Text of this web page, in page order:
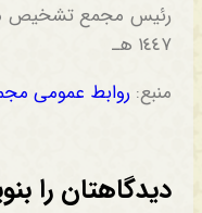
١٤٤٧ هـ
منبع: روابط عمومی
دیدگاهتان را